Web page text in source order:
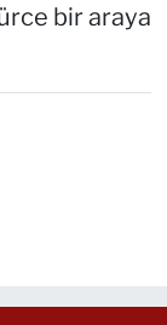
bir araya